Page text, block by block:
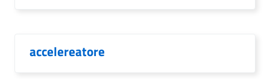
accelereatore